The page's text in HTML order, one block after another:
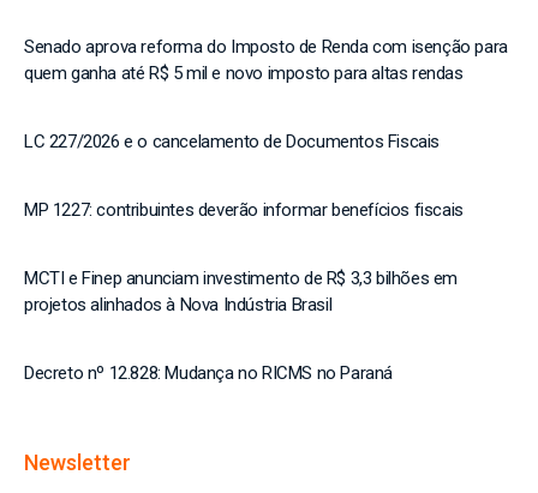
Senado aprova reforma do Imposto de Renda com isenção para
quem ganha até R$ 5 mil e novo imposto para altas rendas
LC 227/2026 e o cancelamento de Documentos Fiscais
MP 1227: contribuintes deverão informar benefícios fiscais
MCTI e Finep anunciam investimento de R$ 3,3 bilhões em
projetos alinhados à Nova Indústria Brasil
Decreto nº 12.828: Mudança no RICMS no Paraná
Newsletter